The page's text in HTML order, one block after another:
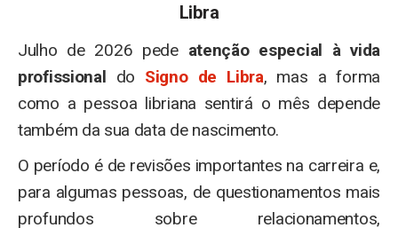
Libra
Julho de 2026 pede atenção especial à vida
profissional do Signo de Libra, mas a forma
como a pessoa libriana sentirá o mês depende
também da sua data de nascimento.
O período é de revisões importantes na carreira e,
para algumas pessoas, de questionamentos mais
profundos sobre relacionamentos,